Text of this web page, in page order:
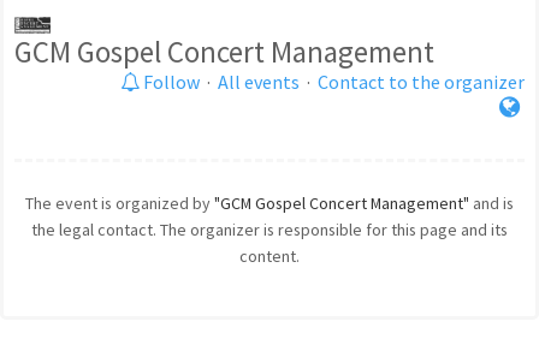
GCM Gospel Concert Management
Follow · All events · Contact to the organizer
The event is organized by"GCM Gospel Concert Management" and is
the legal contact. The organizer is responsible for this page and its
content.